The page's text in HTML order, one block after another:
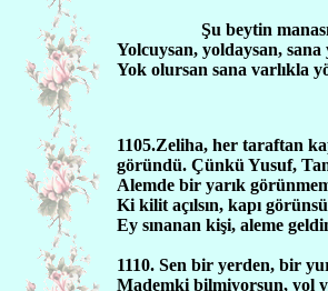
Şu beytin
Yolcuysan, yoldaysan,
Yok olursan sana varlıkla
1105.Zeliha, her taraftan
göründü. Çünkü Yusuf,
Alemde bir yarık
Ki kilit açılsın, kapı
Ey sınanan kişi, aleme
1110. Sen bir yerden, bir
Mademki bilmiyorsun, yol